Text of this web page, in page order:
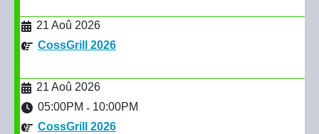
21 Aoû 2026
CossGrill 2026
21 Aoû 2026
05:00PM - 10:00PM
CossGrill 2026